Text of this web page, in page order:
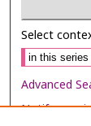
Select
Advanced
Notify me